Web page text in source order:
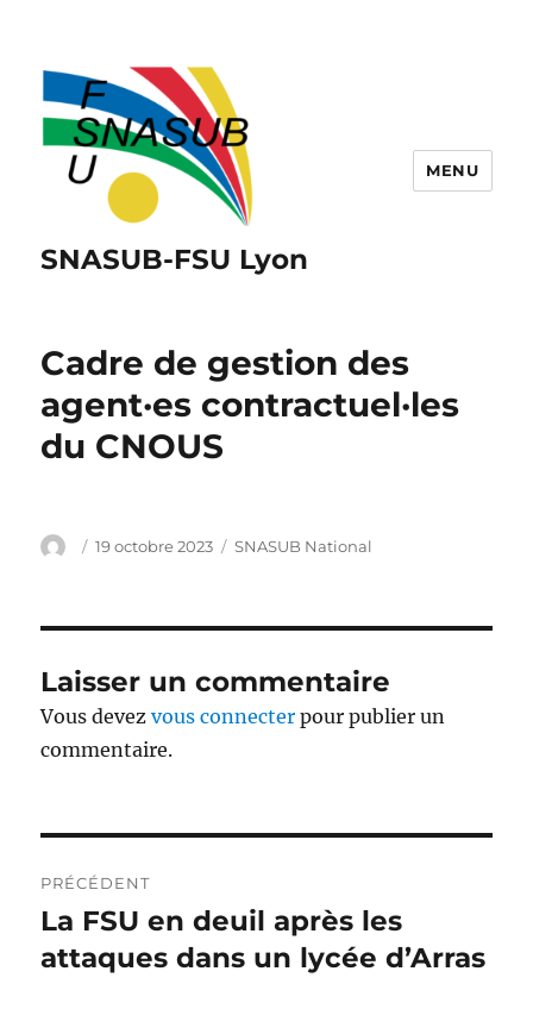
SNASUB-FSU Lyon
MENU
Cadre de gestion des
agent·es contractuel·les
du CNOUS
Auteur
Publié
19 octobre 2023 Catégories
SNASUB National
Laisser un commentaire
Vous devezvous connecter pour publier un
commentaire.
de
l’article
PRÉCÉDENT
Publication
précédente :
La FSU en deuil après les
attaques dans un lycée d’Arras